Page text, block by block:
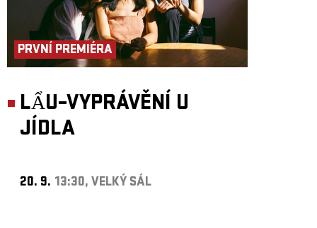
PRVNÍ PREMIÉRA
LẨU–VYPRÁVĚNÍ U
JÍDLA
20. 9. 13:30, VELKÝ SÁL